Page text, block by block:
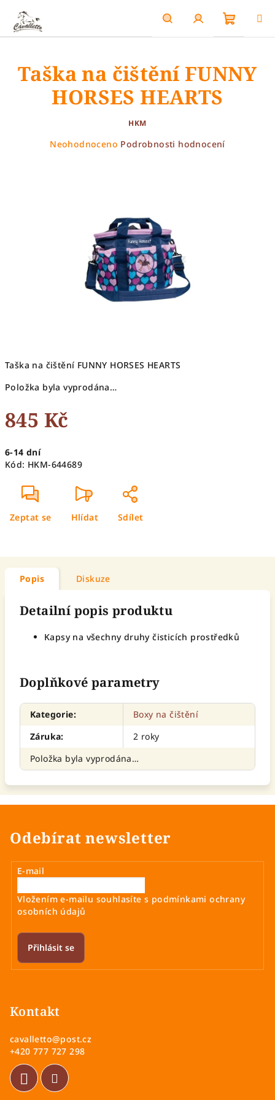
obsah
HledatPřihlášení
košík
Taška na čištění FUNNY HORSES HEARTS
Položka byla vyprodána…
845 Kč
cena:
6-14 dní
Kód: HKM-644689
Zeptat se Hlídat Sdílet
Taška na čištění FUNNY
HORSES HEARTS
HKM
Průměrné
Neohodnoceno Podrobnosti hodnocení
Popis Diskuze
Detailní popis produktu
Kapsy na všechny druhy čisticích prostředků
Doplňkové parametry
Kategorie:
Boxy na čištění
Záruka:
2 roky
Položka byla vyprodána…
Odebírat newsletter
E-mail
Vložením e-mailu souhlasíte s podmínkami ochrany
osobních údajů
Přihlásit se
Kontakt
cavalletto@post.cz
+420 777 727 298